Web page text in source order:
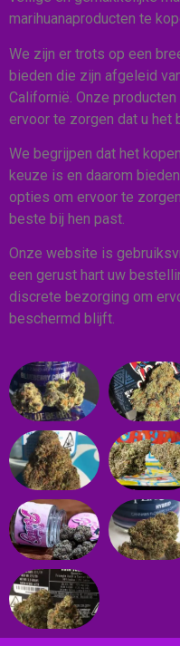
marihuanaproducten te
We zijn er trots op een
bieden die zijn afgeleid
Californië. Onze
ervoor te zorgen dat u het
We begrijpen dat het
keuze is en daarom
opties om ervoor te
beste bij hen past.
Onze website is
een gerust hart uw
discrete bezorging om
beschermd blijft.